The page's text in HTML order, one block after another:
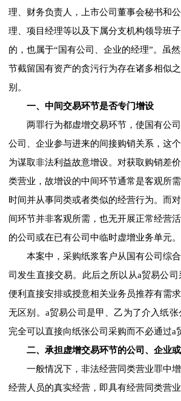
理、财务负责人，上市公司董事会秘书和
理、项目经理等以及下属分支机构领导班
的，也属于“国有公司、企业的经理”。虽
节截留国有资产的贪污行为存在诸多相似
别。
一、中间交易环节是否专门增设
两罪行为都虚增交易环节，使国有公司
公司、企业参与进来的间接购销关系，这
为谋取非法利益故意增设。对获取购销差
类营业，故增设的中间环节通常是客观所
时间并从事同类或者类似的经营行为。而
间环节并非客观所需，也无开展正常经营
的公司或在已有公司中临时虚增业务单元。
本案中，采购纸浆客户从国有公司综合
司发生直接交易。此后之所以从a贸易公
便利直接安排或授意相关业务员推荐有需
无区别。a贸易公司是甲、乙为了介入纸
完全可以直接向纸张公司采购而不必通过a
二、承担虚增交易环节的公司、企业
一般情况下，非法经营同类营业罪中增
经营人员的真实经营，即具有经营同类营